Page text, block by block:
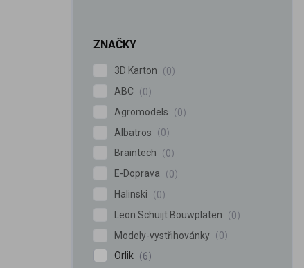
ZNAČKY
3D Karton
0
ABC
0
Agromodels
0
Albatros
0
Braintech
0
E-Doprava
0
Halinski
0
Leon Schuijt Bouwplaten
0
Modely-vystřihovánky
0
Orlik
6